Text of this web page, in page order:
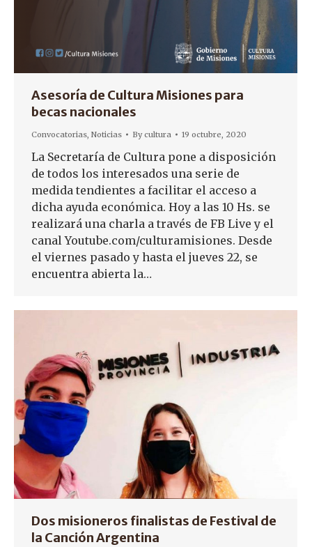
Asesoría de Cultura Misiones para
becas nacionales
Convocatorias, Noticias Bycultura 19 octubre, 2020
La Secretaría de Cultura pone a disposición
de todos los interesados una serie de
medida tendientes a facilitar el acceso a
dicha ayuda económica. Hoy a las 10 Hs. se
realizará una charla a través de FB Live y el
canal Youtube.com/culturamisiones. Desde
el viernes pasado y hasta el jueves 22, se
encuentra abierta la…
Dos misioneros finalistas de Festival de
la Canción Argentina